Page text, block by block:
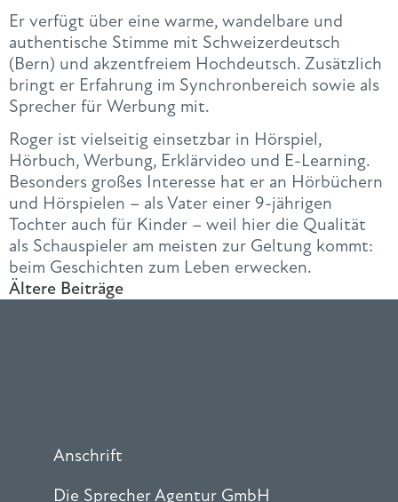
Er verfügt über eine warme, wandelbare und
authentische Stimme mit Schweizerdeutsch
(Bern) und akzentfreiem Hochdeutsch. Zusätzlich
bringt er Erfahrung im Synchronbereich sowie als
Sprecher für Werbung mit.
Roger ist vielseitig einsetzbar in Hörspiel,
Hörbuch, Werbung, Erklärvideo und E-Learning.
Besonders großes Interesse hat er an Hörbüchern
und Hörspielen – als Vater einer 9-jährigen
Tochter auch für Kinder – weil hier die Qualität
als Schauspieler am meisten zur Geltung kommt:
beim Geschichten zum Leben erwecken.
Ältere Beiträge
Anschrift
Die Sprecher Agentur GmbH